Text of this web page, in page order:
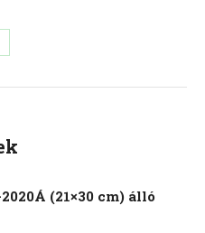
(21×30 cm) álló